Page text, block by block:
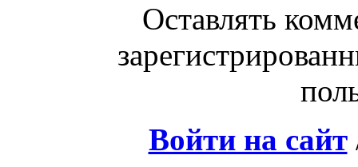
Оставлять
Войти на сайт